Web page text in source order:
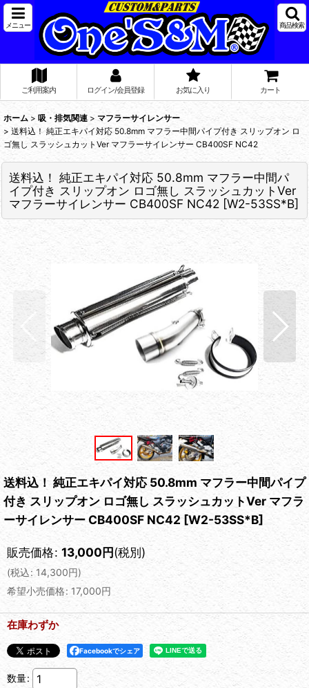
メニュー 商品検索
ご利用案内 ログイン/会員登録 お気に入り カート
ホーム > 吸・排気関連 > マフラーサイレンサー
> 送料込！ 純正エキパイ対応 50.8mm マフラー中間パイプ付き スリップオン ロ
ゴ無し スラッシュカットVer マフラーサイレンサー CB400SF NC42
送料込！ 純正エキパイ対応 50.8mm マフラー中間パ
イプ付き スリップオン ロゴ無し スラッシュカットVer
マフラーサイレンサー CB400SF NC42 [W2-53SS*B]
送料込！ 純正エキパイ対応 50.8mm マフラー中間パイプ
付き スリップオン ロゴ無し スラッシュカットVer マフラ
ーサイレンサー CB400SF NC42 [W2-53SS*B]
販売価格: 13,000円(税別)
(税込: 14,300円)
希望小売価格: 17,000円
在庫わずか
Facebookでシェア
数量: